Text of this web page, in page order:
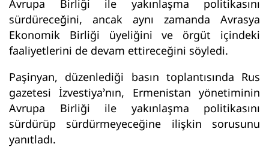
Avrupa Birliği ile yakınlaşma politikasını
sürdüreceğini, ancak aynı zamanda Avrasya
Ekonomik Birliği üyeliğini ve örgüt içindeki
faaliyetlerini de devam ettireceğini söyledi.
Paşinyan, düzenlediği basın toplantısında Rus
gazetesi İzvestiya’nın, Ermenistan yönetiminin
Avrupa Birliği ile yakınlaşma politikasını
sürdürüp sürdürmeyeceğine ilişkin sorusunu
yanıtladı.